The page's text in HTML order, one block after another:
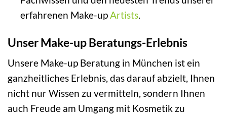
erfahrenen Make-upArtists.
Unser Make-up Beratungs-Erlebnis
Unsere Make-up Beratung in München ist ein
ganzheitliches Erlebnis, das darauf abzielt, Ihnen
nicht nur Wissen zu vermitteln, sondern Ihnen
auch Freude am Umgang mit Kosmetik zu